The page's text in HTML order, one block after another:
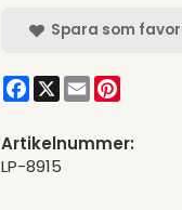
Spara som
Facebook
X Email
Artikelnummer:
LP-8915